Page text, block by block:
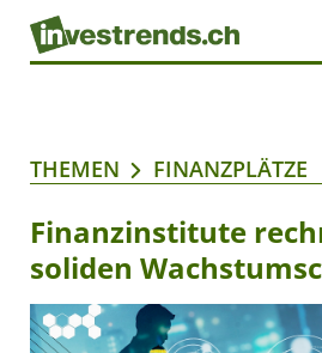
THEMEN FINANZPLÄTZE
Finanzinstitute
soliden